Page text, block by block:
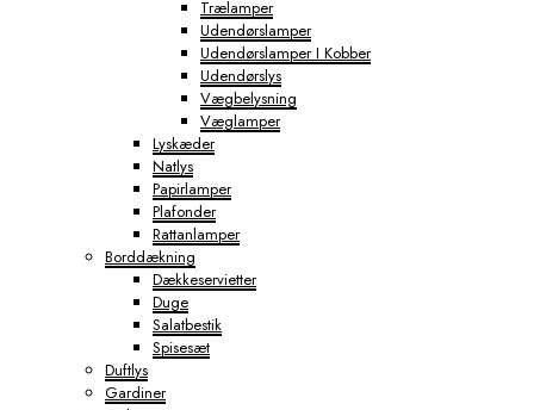
Trælamper
Udendørslamper
Udendørslamper I Kobber
Udendørslys
Vægbelysning
Væglamper
Lyskæder
Natlys
Papirlamper
Plafonder
Rattanlamper
Borddækning
Dækkeservietter
Duge
Salatbestik
Spisesæt
Duftlys
Gardiner